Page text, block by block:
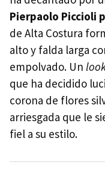
Pierpaolo Piccioli
de Alta Costura
alto y falda larga
empolvado. Un
que ha decidido
corona de flores
arriesgada que le
fiel a su estilo.